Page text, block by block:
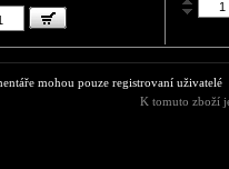
mohou pouze registrovaní uživatelé
K tomuto zboží